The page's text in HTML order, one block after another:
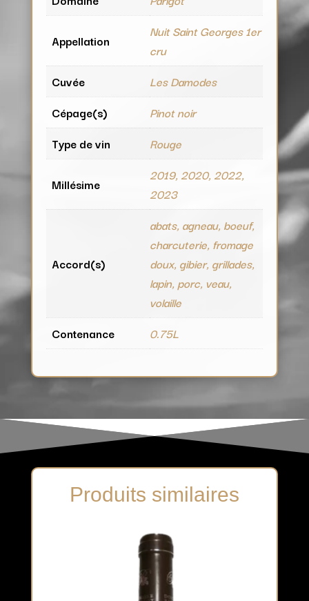
Appellation
Nuit Saint Georges 1er
cru
Cuvée
Les Damodes
Cépage(s)
Pinot noir
Type de vin
Rouge
Millésime
2019, 2020, 2022,
2023
Accord(s)
abats, agneau, boeuf,
charcuterie, fromage
doux, gibier, grillades,
lapin, porc, veau,
volaille
Contenance
0.75L
Produits similaires